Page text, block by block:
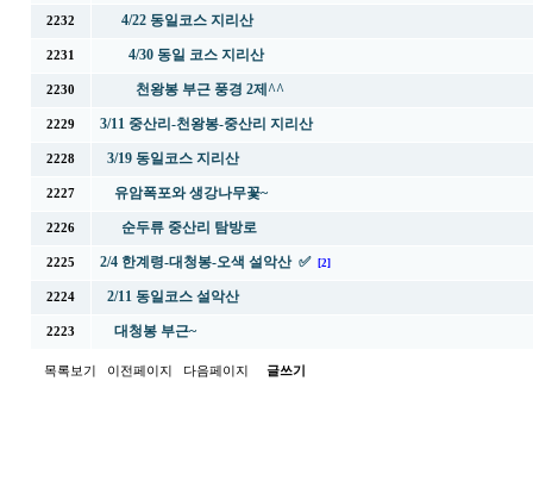
2232 4/22 동일코스 지리산
2231 4/30 동일 코스 지리산
2230 천왕봉 부근 풍경 2제^^
2229 3/11 중산리-천왕봉-중산리 지리산
2228 3/19 동일코스 지리산
2227 유암폭포와 생강나무꽃~
2226 순두류 중산리 탐방로
2225 2/4 한계령-대청봉-오색 설악산 ✅ [2]
2224 2/11 동일코스 설악산
2223 대청봉 부근~
목록보기 이전페이지 다음페이지 글쓰기